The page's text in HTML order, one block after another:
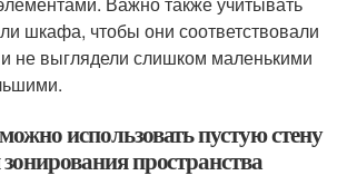
шкафа, чтобы они соответствовали
не выглядели слишком маленькими
использовать пустую стену
пространства